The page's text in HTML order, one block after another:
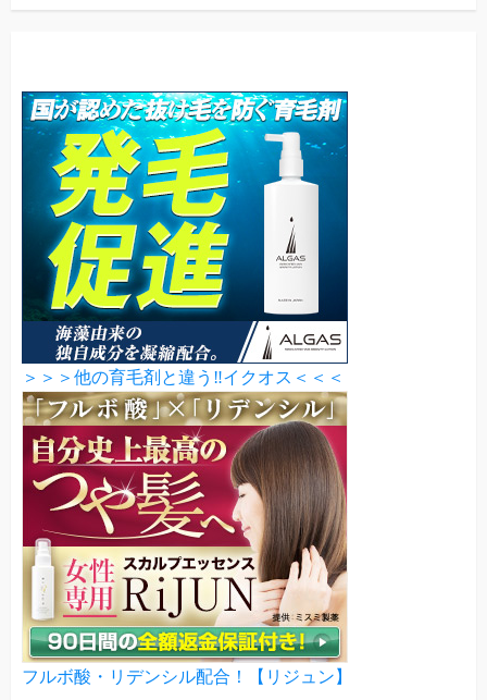
＞＞＞他の育毛剤と違う‼イクオス＜＜＜
フルボ酸・リデンシル配合！【リジュン】